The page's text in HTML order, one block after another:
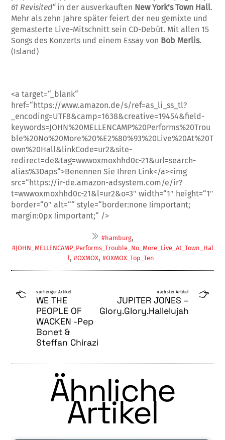
61 Revisited“in der ausverkauften New York’s Town Hall.
Mehr als zehn Jahre später feiert der neu gemixte und
gemasterte Live-Mitschnitt sein CD-De­büt. Mit allen 15
Songs des Konzerts und ei­nem Essay von Bob Merlis.
(Island)
<a target=“_blank“
href=“https://www.amazon.de/s/ref=as_li_ss_tl?
_encoding=UTF8&camp=1638&creative=19454&field-
keywords=JOHN%20MELLENCAMP%20Performs%20Trou
ble%20No%20More%20%E2%80%93%20Live%20At%20T
own%20Hall&linkCode=ur2&site-
redirect=de&tag=wwwoxmoxhhd0c-21&url=search-
alias%3Daps“>Benennen Sie Ihren Link</a><img
src=“https://ir-de.amazon-adsystem.com/e/ir?
t=wwwoxmoxhhd0c-21&l=ur2&o=3″ width=“1″ height=“1″
border=“0″ alt=““ style=“border:none !important;
margin:0px !important;“ />
#hamburg,
#JOHN_MELLENCAMP_Performs_Trouble_No_More_Live_At_Town_Hal
l, #OXMOX, #OXMOX_Top_Ten
vorheriger Artikel
WE THE
PEOPLE OF
WACKEN -Pep
Bonet &
Steffan Chirazi
nächster Artikel
JUPITER JONES –
Glory.Glory.Hallelujah
Ähnliche
Artikel